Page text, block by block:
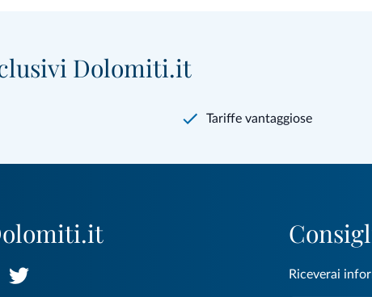
Dolomiti.it
Tariffe vantaggiose
Riceverai